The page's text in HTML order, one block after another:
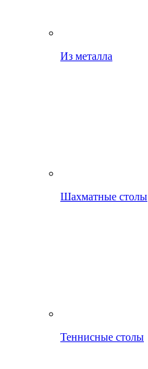
Из металла
Шахматные столы
Теннисные столы